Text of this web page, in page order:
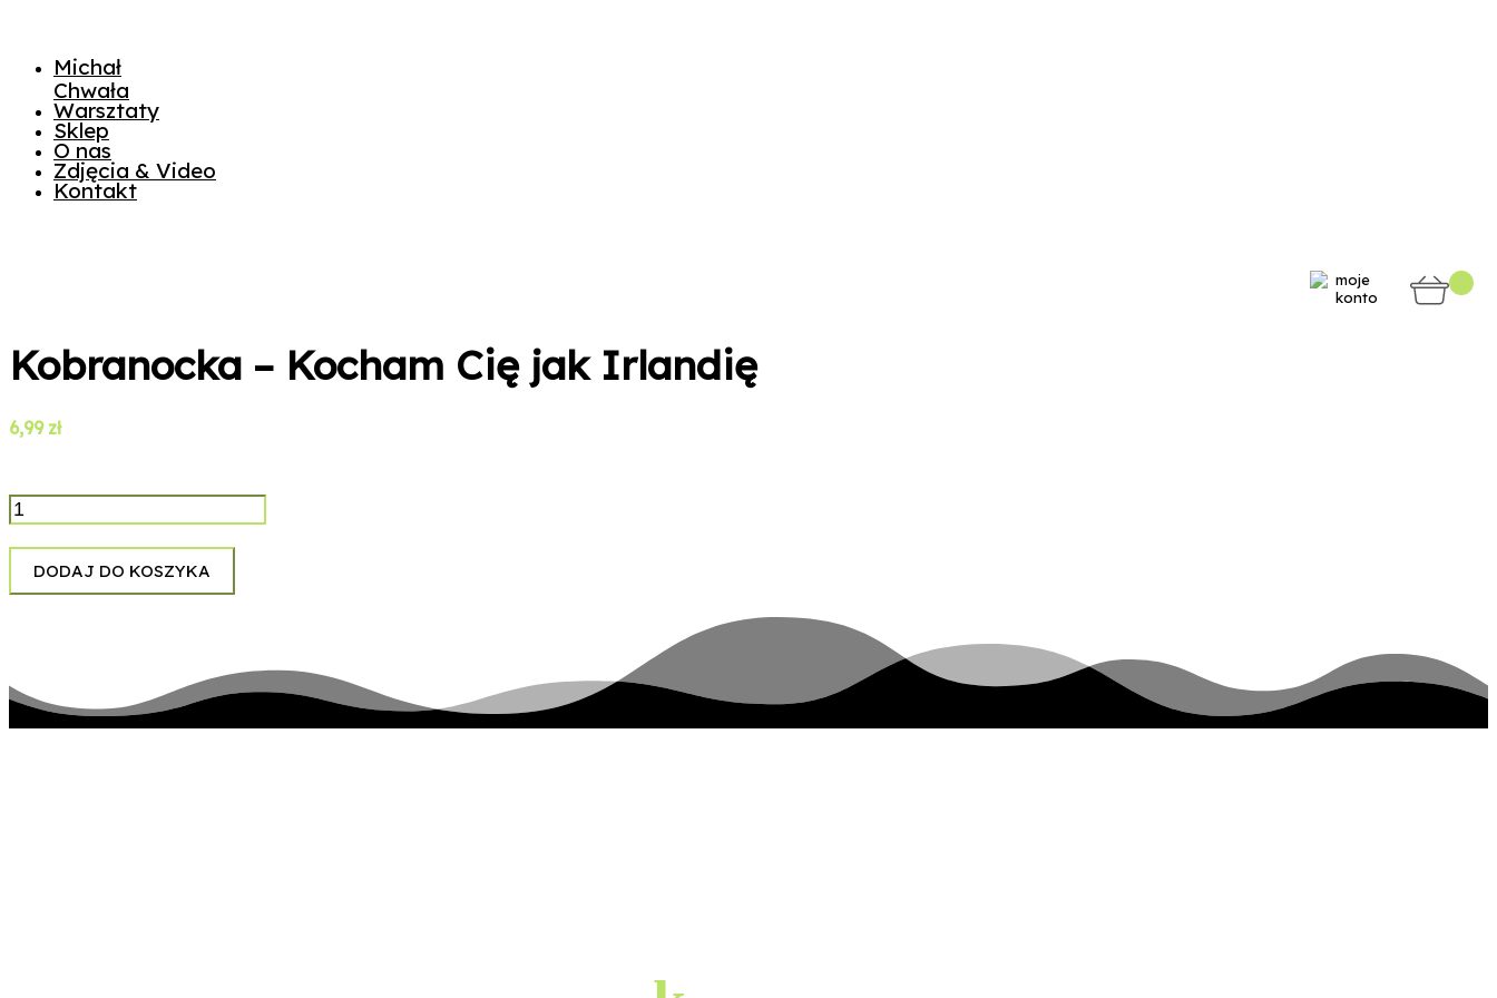
Michał
Chwała
Warsztaty
Sklep
O nas
Zdjęcia & Video
Kontakt
moje
konto
Kobranocka – Kocham Cię jak Irlandię
6,99 zł
Kobranocka
-
Kocham
Cię
jak
DODAJ DO KOSZYKA